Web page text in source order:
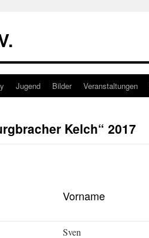
Jugend Bilder Veranstaltungen
Kelch“ 2017
Vorname
Sven